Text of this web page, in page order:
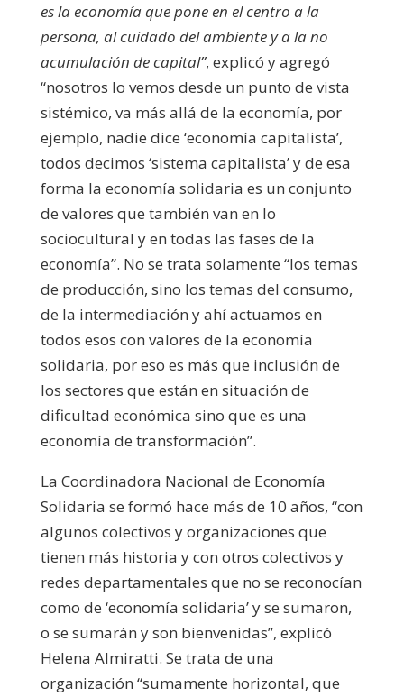
es la economía que pone en el centro a la
persona, al cuidado del ambiente y a la no
acumulación de capital”, explicó y agregó
“nosotros lo vemos desde un punto de vista
sistémico, va más allá de la economía, por
ejemplo, nadie dice ‘economía capitalista’,
todos decimos ‘sistema capitalista’ y de esa
forma la economía solidaria es un conjunto
de valores que también van en lo
sociocultural y en todas las fases de la
economía”. No se trata solamente “los temas
de producción, sino los temas del consumo,
de la intermediación y ahí actuamos en
todos esos con valores de la economía
solidaria, por eso es más que inclusión de
los sectores que están en situación de
dificultad económica sino que es una
economía de transformación”.
La Coordinadora Nacional de Economía
Solidaria se formó hace más de 10 años, “con
algunos colectivos y organizaciones que
tienen más historia y con otros colectivos y
redes departamentales que no se reconocían
como de ‘economía solidaria’ y se sumaron,
o se sumarán y son bienvenidas”, explicó
Helena Almiratti. Se trata de una
organización “sumamente horizontal, que